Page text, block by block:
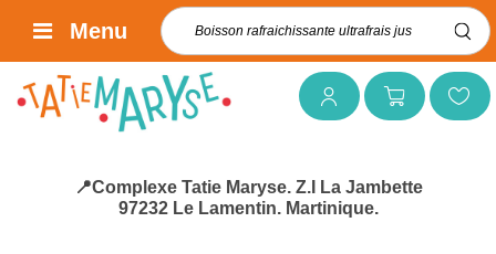
Mon compteMon panierMes favoris
Rechercher :
Menu
📍Complexe Tatie Maryse. Z.I La Jambette
97232 Le Lamentin. Martinique.